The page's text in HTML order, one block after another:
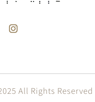
All Rights Reserved